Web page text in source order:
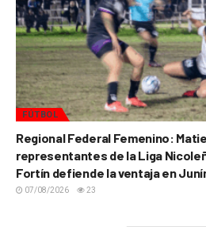
FÚTBOL
Regional Federal Femenino:
representantes de la Liga
Fortín defiende la ventaja en
07/08/2026 23